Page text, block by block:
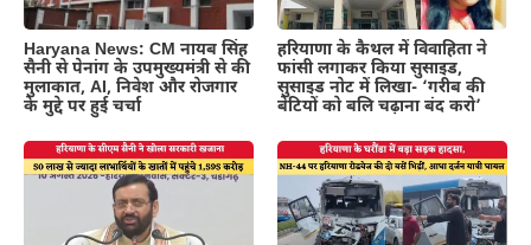
Haryana News: CM नायब सिंह
सैनी से पेनांग के उपमुख्यमंत्री से की
मुलाकात, AI, निवेश और रोजगार
के मुद्दे पर हुई चर्चा
हरियाणा के कैथल में विवाहिता ने
फांसी लगाकर किया सुसाइड,
सुसाइड नोट में लिखा- ‘गरीब की
बेटियों को बलि चढ़ाना बंद करो’